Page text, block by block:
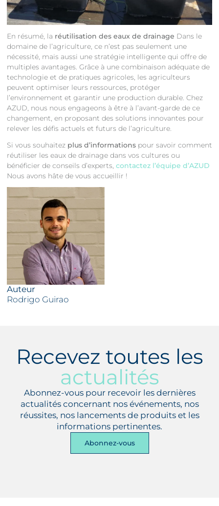
En résumé, la réutilisation des eaux de drainage Dans le
domaine de l’agriculture, ce n’est pas seulement une
nécessité, mais aussi une stratégie intelligente qui offre de
multiples avantages. Grâce à une combinaison adéquate de
technologie et de pratiques agricoles, les agriculteurs
peuvent optimiser leurs ressources, protéger
l’environnement et garantir une production durable. Chez
AZUD, nous nous engageons à être à l’avant-garde de ce
changement, en proposant des solutions innovantes pour
relever les défis actuels et futurs de l’agriculture.
Si vous souhaitez plus d’informations pour savoir comment
réutiliser les eaux de drainage dans vos cultures ou
bénéficier de conseils d’experts, contactez l’équipe d’AZUD
Nous avons hâte de vous accueillir !
Auteur
Rodrigo Guirao
Recevez toutes les
actualités
Abonnez-vous pour recevoir les dernières
actualités concernant nos événements, nos
réussites, nos lancements de produits et les
informations pertinentes.
Abonnez-vous